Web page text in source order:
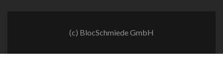
(c) BlocSchmiede GmbH